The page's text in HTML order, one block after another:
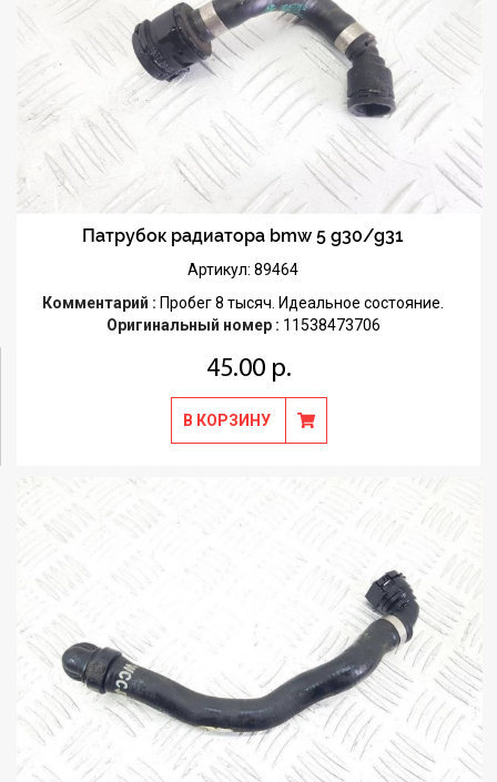
Патрубок радиатора bmw 5 g30/g31
Артикул: 89464
Комментарий : Пробег 8 тысяч. Идеальное состояние.
Оригинальный номер : 11538473706
45.00 р.
В КОРЗИНУ